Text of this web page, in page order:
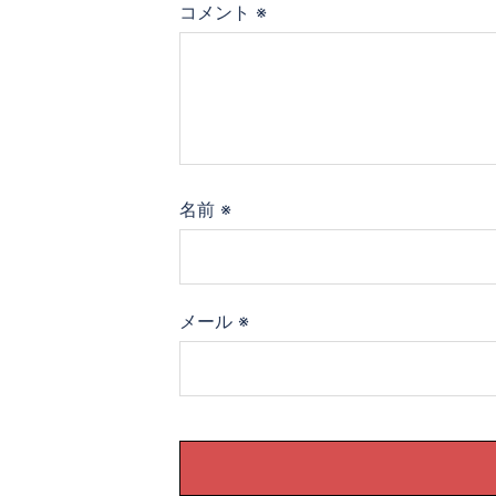
コメント ※
名前 ※
メール ※